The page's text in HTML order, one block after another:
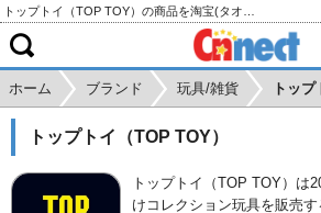
ホーム ブランド 玩具/雑貨 トップ
トップトイ（TOP TOY）
トップトイ（TOP TOY）は
けコレクション玩具を販売